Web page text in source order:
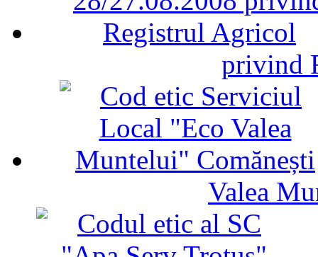
privind
Valea